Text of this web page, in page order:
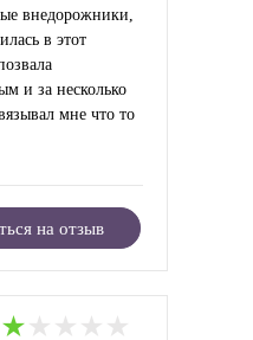
внедорожники,
в этот
и за несколько
мне что то
на отзыв